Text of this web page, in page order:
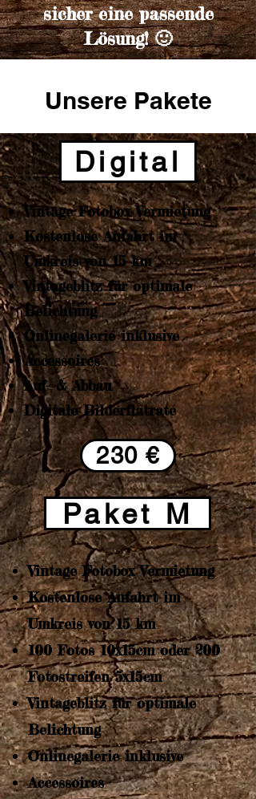
sicher eine passende
Lösung! 🙂
Unsere Pakete
Digital
Vintage Fotobox Vermietung
Kostenlose Anfahrt im
Umkreis von 15 km
Vintageblitz für optimale
Belichtung
Onlinegalerie inklusive
Accessoires
Auf- & Abbau
Digitale Bilderflatrate​
230 €
Paket M
Vintage Fotobox Vermietung
Kostenlose Anfahrt im
Umkreis von 15 km
100 Fotos 10x15cm oder 200
Fotostreifen 5x15cm
Vintageblitz für optimale
Belichtung
Onlinegalerie inklusive
Accessoires